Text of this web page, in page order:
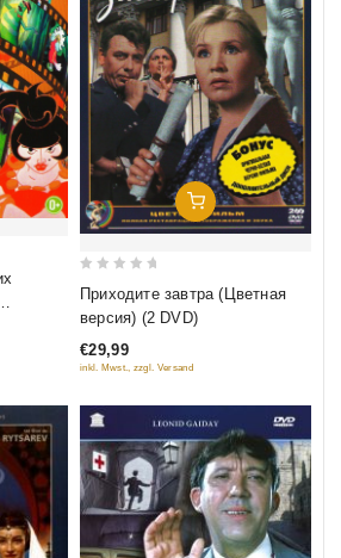
В Корзину
Добавить В Корзину
out
5
Приходите завтра (Цветная
версия) (2 DVD)
€29,99
inkl. Mwst., zzgl. Versand